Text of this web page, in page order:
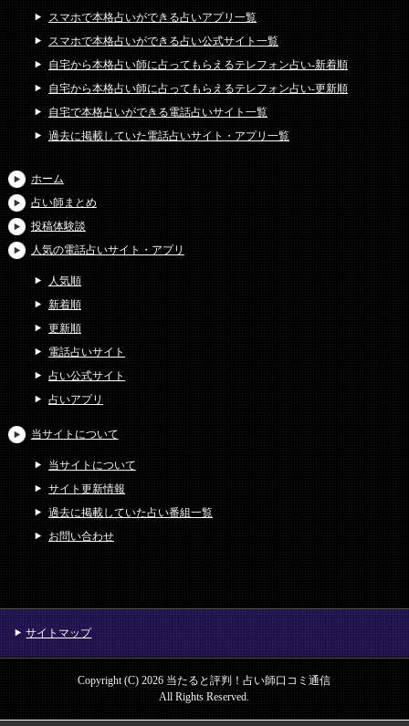
スマホで本格占いができる占いアプリ一覧
スマホで本格占いができる占い公式サイト一覧
自宅から本格占い師に占ってもらえるテレフォン占い-新着順
自宅から本格占い師に占ってもらえるテレフォン占い-更新順
自宅で本格占いができる電話占いサイト一覧
過去に掲載していた電話占いサイト・アプリ一覧
ホーム
占い師まとめ
投稿体験談
人気の電話占いサイト・アプリ
人気順
新着順
更新順
電話占いサイト
占い公式サイト
占いアプリ
当サイトについて
当サイトについて
サイト更新情報
過去に掲載していた占い番組一覧
お問い合わせ
サイトマップ
Copyright (C) 2026 当たると評判！占い師口コミ通信
All Rights Reserved.